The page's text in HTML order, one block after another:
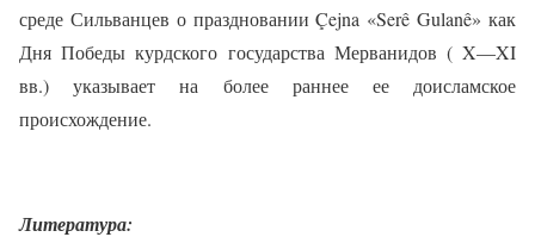
среде Сильванцев о праздновании Çejna «SerêGulanê» как
Дня Победы курдского государства Мерванидов ( X—XI
вв.) указывает на более раннее ее доисламское
происхождение.
Литература: